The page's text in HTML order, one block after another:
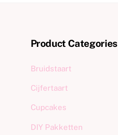
Product Categories
Bruidstaart
Cijfertaart
Cupcakes
DIY Pakketten